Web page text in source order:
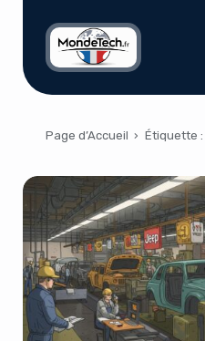
Page d’Accueil › Étiquette :